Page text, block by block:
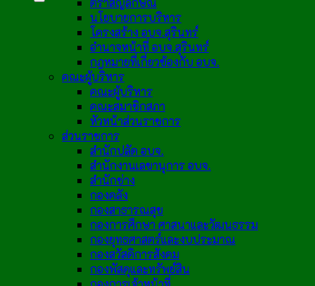
นโยบายการบริหาร
โครงสร้าง อบจ.สุรินทร์
อำนาจหน้าที่ อบจ.สุรินทร์
กฎหมายที่เกี่ยวข้องกับ อบจ.
คณะผู้บริหาร
คณะผู้บริหาร
คณะสมาชิกสภา
หัวหน้าส่วนราชการ
ส่วนราชการ
สำนักปลัด อบจ.
สำนักงานเลขานุการ อบจ.
สำนักช่าง
กองคลัง
กองสาธารณสุข
กองการศึกษา ศาสนาและวัฒนธรรม
กองยุทธศาสตร์และงบประมาณ
กองสวัสดิการสังคม
กองพัสดุและทรัพย์สิน